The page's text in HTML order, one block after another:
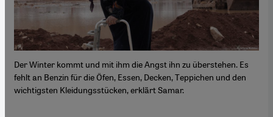
Der Winter kommt und mit ihm die Angst ihn zu überstehen. Es
fehlt an Benzin für die Öfen, Essen, Decken, Teppichen und den
wichtigsten Kleidungsstücken, erklärt Samar.